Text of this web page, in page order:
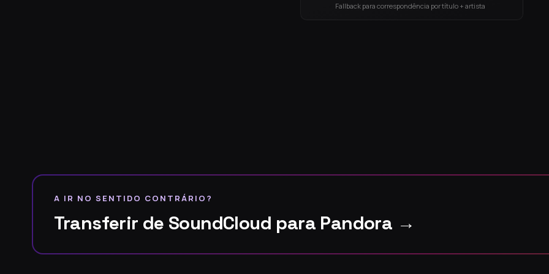
Fallback para correspondência por título + artista
A IR NO SENTIDO CONTRÁRIO?
Transferir de SoundCloud para Pandora →